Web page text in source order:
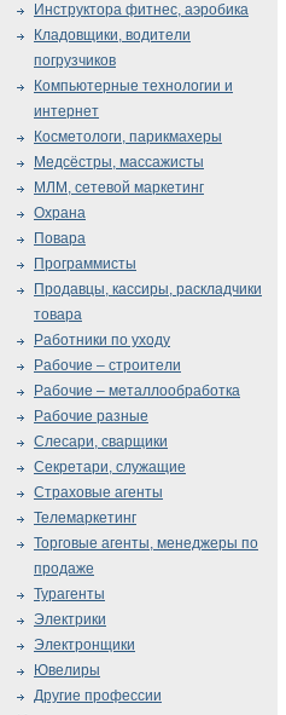
Инструктора фитнес, аэробика
Кладовщики, водители
погрузчиков
Компьютерные технологии и
интернет
Косметологи, парикмахеры
Медсёстры, массажисты
МЛМ, сетевой маркетинг
Охрана
Повара
Программисты
Продавцы, кассиры, раскладчики
товара
Работники по уходу
Рабочие – строители
Рабочие – металлообработка
Рабочие разные
Слесари, сварщики
Секретари, служащие
Страховые агенты
Телемаркетинг
Торговые агенты, менеджеры по
продаже
Турагенты
Электрики
Электронщики
Ювелиры
Другие профессии